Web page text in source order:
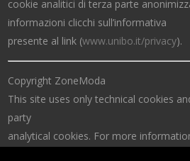
cookie analitici di terza parte
informazioni clicchi sull’informativa
presente al link (www.unibo.it/privacy).
Copyright ZoneModa
This site uses only technical cookies
party
analytical cookies. For more